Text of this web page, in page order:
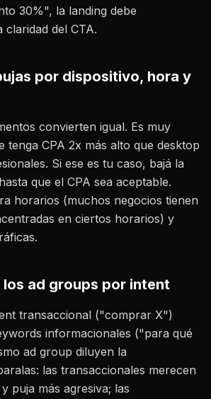
30%", la landing debe
del CTA.
por dispositivo, hora y
convierten igual. Es muy
tenga CPA 2x más alto que desktop
Si ese es tu caso, bajá la
que el CPA sea aceptable.
horarios (muchos negocios tienen
en ciertos horarios) y
los ad groups por intent
transaccional ("comprar X")
informacionales ("para qué
ad group diluyen la
las transaccionales merecen
puja más agresiva; las